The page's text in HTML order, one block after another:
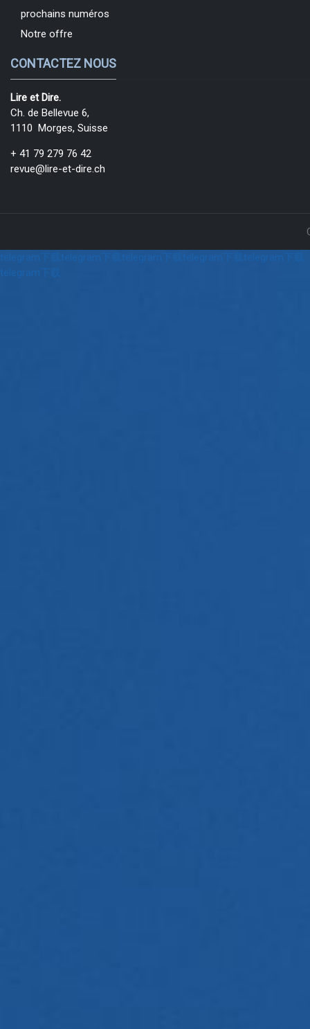
prochains numéros
Notre offre
CONTACTEZ NOUS
Lire et Dire.
Ch. de Bellevue 6,
1110 Morges, Suisse
+ 41 79 279 76 42
revue@lire-et-dire.ch
telegram下载telegram下载 telegram下载 telegram下载telegram下载
telegram下载